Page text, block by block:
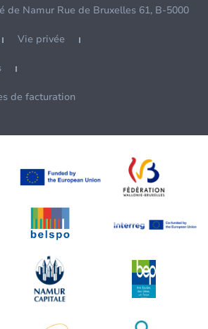
de Namur Rue de Bruxelles 61, B-5000
Vie privée
de facturation